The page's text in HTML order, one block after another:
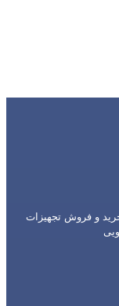
و فروش تجهیزات